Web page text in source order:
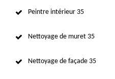
Peintre intérieur 35
Nettoyage de muret 35
Nettoyage de façade 35